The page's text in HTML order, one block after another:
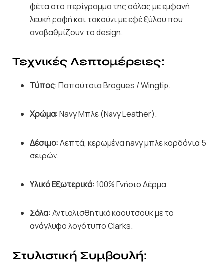
φέτα στο περίγραμμα της σόλας με εμφανή
λευκή ραφή και τακούνι με εφέ ξύλου που
αναβαθμίζουν το design.
Τεχνικές Λεπτομέρειες:
Τύπος:Παπούτσια Brogues / Wingtip.
Χρώμα:Navy Μπλε (Navy Leather).
Δέσιμο:Λεπτά, κερωμένα navy μπλε κορδόνια 5
σειρών.
Υλικό Εξωτερικά:100% Γνήσιο Δέρμα.
Σόλα:Αντιολισθητικό καουτσούκ με το
ανάγλυφο λογότυπο Clarks.
Στυλιστική Συμβουλή: